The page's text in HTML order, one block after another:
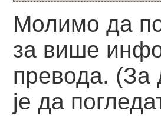
Молимо да
за више
превода. (За
је да